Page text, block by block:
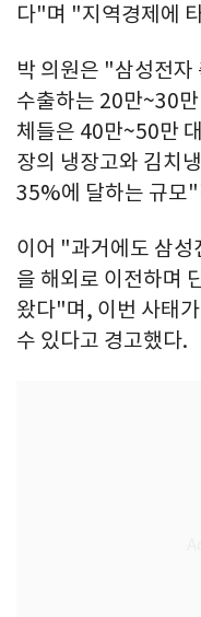
다"며 "지역경제에
박 의원은 "삼성전자
수출하는 20만~30
체들은 40만~50만
장의 냉장고와 김치
35%에 달하는 규모
이어 "과거에도 삼성
을 해외로 이전하며
왔다"며, 이번 사태
수 있다고 경고했다.